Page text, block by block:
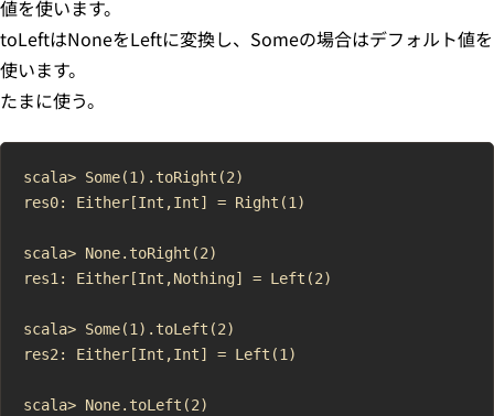
値を使います。
toLeftはNoneをLeftに変換し、Someの場合はデフォルト値を
使います。
たまに使う。
scala> Some(1).toRight(2)
res0: Either[Int,Int] = Right(1)
scala> None.toRight(2)
res1: Either[Int,Nothing] = Left(2)
scala> Some(1).toLeft(2)
res2: Either[Int,Int] = Left(1)
scala> None.toLeft(2)